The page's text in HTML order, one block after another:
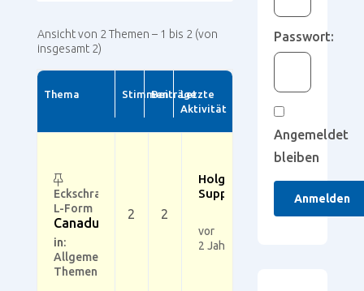
Ansicht von 2 Themen – 1 bis 2 (von
insgesamt 2)
Thema StimmenBeiträgeLetzte
Aktivität
Eckschrank
L-Form
Canadude
in:
Allgemeine
Themen
2 2
Holger
Support
vor
2 Jahren
Passwort:
Angemeldet
bleiben
Anmelden